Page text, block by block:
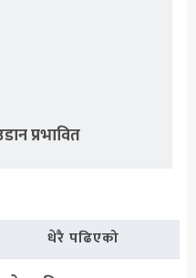
प्रभावित
धेरै पढिएको